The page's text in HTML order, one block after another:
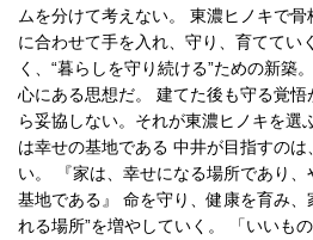
ムを分けて考えない。 東濃ヒノキで
に合わせて手を入れ、守り、育ててい
く、“暮らしを守り続ける”ための新築
心にある思想だ。 建てた後も守る覚
ら妥協しない。それが東濃ヒノキを選
は幸せの基地である 中井が目指すの
い。 『家は、幸せになる場所であり
基地である』 命を守り、健康を育み、
れる場所”を増やしていく。 「いいも